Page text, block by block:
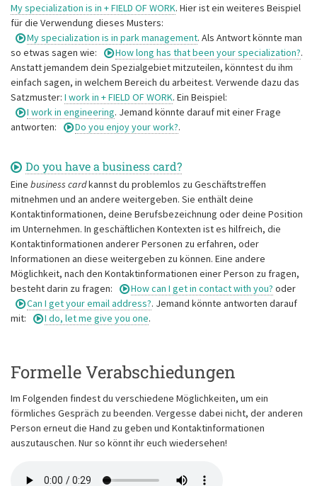
My specialization is in + FIELD OF WORK. Hier ist ein weiteres Beispiel
für die Verwendung dieses Musters:
My specialization is in park management. Als Antwort könnte man
so etwas sagen wie:
How long has that been your specialization?.
Anstatt jemandem dein Spezialgebiet mitzuteilen, könntest du ihm
einfach sagen, in welchem Bereich du arbeitest. Verwende dazu das
Satzmuster: I work in + FIELD OF WORK. Ein Beispiel:
I work in engineering. Jemand könnte darauf mit einer Frage
antworten:
Do you enjoy your work?.
Do you have a business card?
Eine business cardkannst du problemlos zu Geschäftstreffen
mitnehmen und an andere weitergeben. Sie enthält deine
Kontaktinformationen, deine Berufsbezeichnung oder deine Position
im Unternehmen. In geschäftlichen Kontexten ist es hilfreich, die
Kontaktinformationen anderer Personen zu erfahren, oder
Informationen an diese weitergeben zu können. Eine andere
Möglichkeit, nach den Kontaktinformationen einer Person zu fragen,
besteht darin zu fragen:
How can I get in contact with you? oder
Can I get your email address?. Jemand könnte antworten darauf
mit:
I do, let me give you one.
Formelle Verabschiedungen
Im Folgenden findest du verschiedene Möglichkeiten, um ein
förmliches Gespräch zu beenden. Vergesse dabei nicht, der anderen
Person erneut die Hand zu geben und Kontaktinformationen
auszutauschen. Nur so könnt ihr euch wiedersehen!